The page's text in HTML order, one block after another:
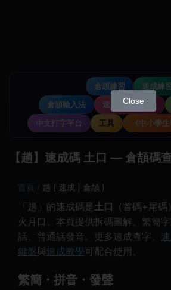
倉頡練習
速成練
倉頡輸入法
速成輸入法教學
中文打字平台
工具 《中小學
【趟】速成碼 土口 — 倉頡碼
首頁 趟 ( 速成 | 倉頡 )
「趟」的速成碼是 土口 （首碼+尾
火月口。本頁提供拆碼圖解、繁簡
話、普通話發音。更多速成查字、
鍵盤與速成教學可配合使用。
繁簡・拼音・發聲
Close